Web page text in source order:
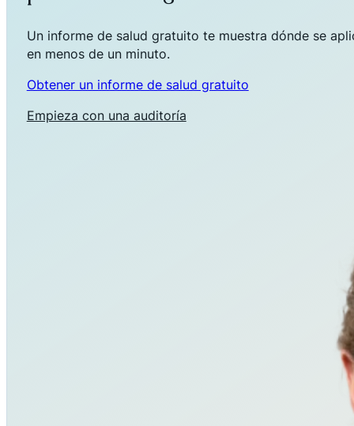
Un informe de salud gratuito te muestra dónde se
en menos de un minuto.
Obtener un informe de salud gratuito
Empieza con una auditoría